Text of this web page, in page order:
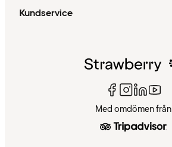
Kundservice
Med omdömen från